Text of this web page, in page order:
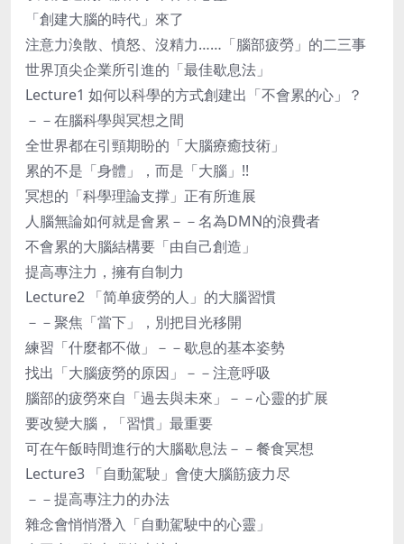
「創建大腦的時代」來了
注意力渙散、憤怒、沒精力……「腦部疲勞」的二三事
世界頂尖企業所引進的「最佳歇息法」
Lecture1 如何以科學的方式創建出「不會累的心」？
－－在腦科學與冥想之間
全世界都在引頸期盼的「大腦療癒技術」
累的不是「身體」，而是「大腦」!!
冥想的「科學理論支撑」正有所進展
人腦無論如何就是會累－－名為DMN的浪費者
不會累的大腦結構要「由自己創造」
提高專注力，擁有自制力
Lecture2 「简单疲勞的人」的大腦習慣
－－聚焦「當下」，別把目光移開
練習「什麼都不做」－－歇息的基本姿勢
找出「大腦疲勞的原因」－－注意呼吸
腦部的疲勞來自「過去與未來」－－心靈的扩展
要改變大腦，「習慣」最重要
可在午飯時間進行的大腦歇息法－－餐食冥想
Lecture3 「自動駕駛」會使大腦筋疲力尽
－－提高專注力的办法
雜念會悄悄潛入「自動駕駛中的心靈」